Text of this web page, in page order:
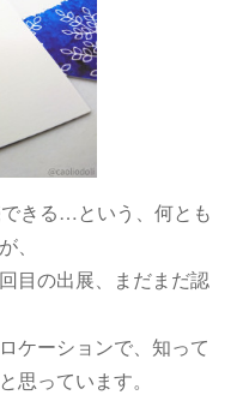
きる…という、何とも
、
目の出展、まだまだ認
ケーションで、知って
思っています。